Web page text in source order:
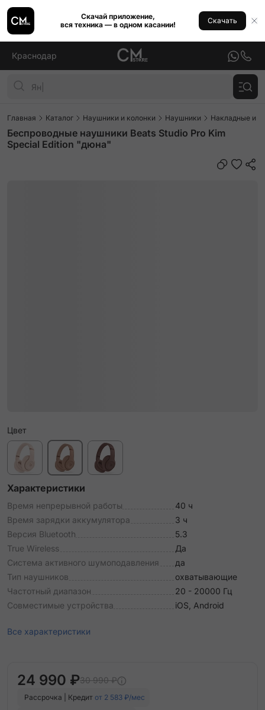
Скачай приложение,
вся техника — в одном касании!
Скачать
Краснодар
Главная Каталог Наушники и колонки Наушники Накладные и
Беспроводные наушники Beats Studio Pro Kim
Special Edition "дюна"
Цвет
Характеристики
Время непрерывной работы
40 ч
Время зарядки аккумулятора
3 ч
Версия Bluetooth
5.3
True Wireless
Да
Система активного шумоподавления
да
Тип наушников
охватывающие
Частотный диапазон
20 - 20000 Гц
Совместимые устройства
iOS, Android
Все характеристики
24 990 ₽30 990 ₽
Рассрочка | Кредит от 2 583 ₽/мес